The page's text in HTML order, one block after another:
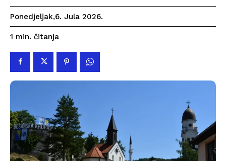
Ponedjeljak,6. Jula 2026.
1 min. čitanja